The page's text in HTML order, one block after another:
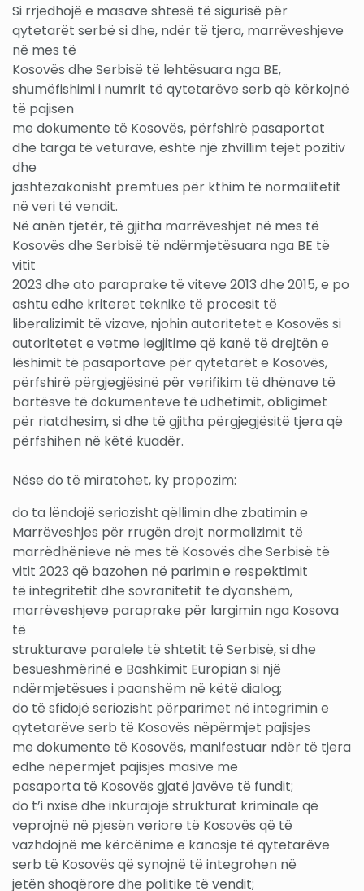
Si rrjedhojë e masave shtesë të sigurisë për
qytetarët serbë si dhe, ndër të tjera, marrëveshjeve
në mes të
Kosovës dhe Serbisë të lehtësuara nga BE,
shumëfishimi i numrit të qytetarëve serb që kërkojnë
të pajisen
me dokumente të Kosovës, përfshirë pasaportat
dhe targa të veturave, është një zhvillim tejet pozitiv
dhe
jashtëzakonisht premtues për kthim të normalitetit
në veri të vendit.
Në anën tjetër, të gjitha marrëveshjet në mes të
Kosovës dhe Serbisë të ndërmjetësuara nga BE të
vitit
2023 dhe ato paraprake të viteve 2013 dhe 2015, e po
ashtu edhe kriteret teknike të procesit të
liberalizimit të vizave, njohin autoritetet e Kosovës si
autoritetet e vetme legjitime që kanë të drejtën e
lëshimit të pasaportave për qytetarët e Kosovës,
përfshirë përgjegjësinë për verifikim të dhënave të
bartësve të dokumenteve të udhëtimit, obligimet
për riatdhesim, si dhe të gjitha përgjegjësitë tjera që
përfshihen në këtë kuadër.
Nëse do të miratohet, ky propozim:
do ta lëndojë seriozisht qëllimin dhe zbatimin e
Marrëveshjes për rrugën drejt normalizimit të
marrëdhënieve në mes të Kosovës dhe Serbisë të
vitit 2023 që bazohen në parimin e respektimit
të integritetit dhe sovranitetit të dyanshëm,
marrëveshjeve paraprake për largimin nga Kosova
të
strukturave paralele të shtetit të Serbisë, si dhe
besueshmërinë e Bashkimit Europian si një
ndërmjetësues i paanshëm në këtë dialog;
do të sfidojë seriozisht përparimet në integrimin e
qytetarëve serb të Kosovës nëpërmjet pajisjes
me dokumente të Kosovës, manifestuar ndër të tjera
edhe nëpërmjet pajisjes masive me
pasaporta të Kosovës gjatë javëve të fundit;
do t’i nxisë dhe inkurajojë strukturat kriminale që
veprojnë në pjesën veriore të Kosovës që të
vazhdojnë me kërcënime e kanosje të qytetarëve
serb të Kosovës që synojnë të integrohen në
jetën shoqërore dhe politike të vendit;